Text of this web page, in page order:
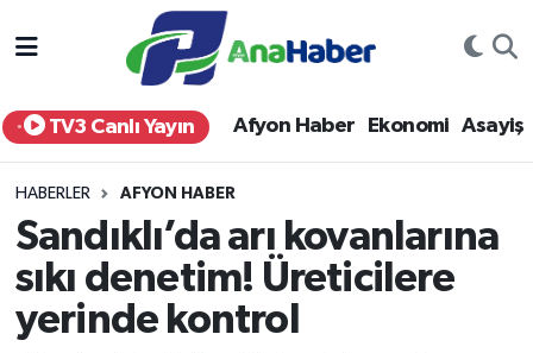
TV3 Canlı Yayın Afyon Haber Ekonomi Asayiş
HABERLER AFYON HABER
Sandıklı’da arı kovanlarına
sıkı denetim! Üreticilere
yerinde kontrol
Yurt Haber
Afyon Haber
Siyaset
Spor
Afyonkarahisar Nöbetçi Eczaneler
Afyonkarahisar Hava Durumu
Afyonkarahisar Trafik Yoğunluk Haritası
Süper Lig Puan Durumu ve Fikstür